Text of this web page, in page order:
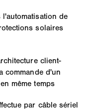
de
solaires
client-
commande d'un
même temps
par câble sériel